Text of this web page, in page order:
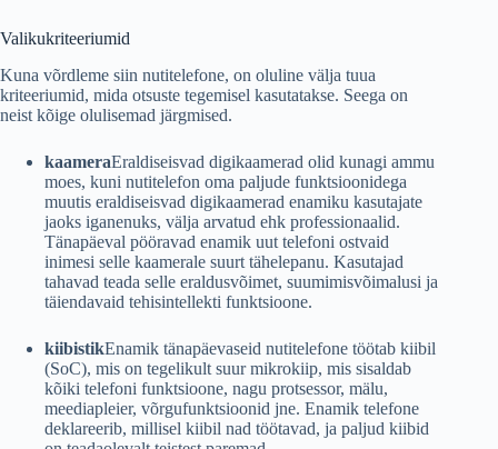
Valikukriteeriumid
Kuna võrdleme siin nutitelefone, on oluline välja tuua
kriteeriumid, mida otsuste tegemisel kasutatakse. Seega on
neist kõige olulisemad järgmised.
kaameraEraldiseisvad digikaamerad olid kunagi ammu
moes, kuni nutitelefon oma paljude funktsioonidega
muutis eraldiseisvad digikaamerad enamiku kasutajate
jaoks iganenuks, välja arvatud ehk professionaalid.
Tänapäeval pööravad enamik uut telefoni ostvaid
inimesi selle kaamerale suurt tähelepanu. Kasutajad
tahavad teada selle eraldusvõimet, suumimisvõimalusi ja
täiendavaid tehisintellekti funktsioone.
kiibistikEnamik tänapäevaseid nutitelefone töötab kiibil
(SoC), mis on tegelikult suur mikrokiip, mis sisaldab
kõiki telefoni funktsioone, nagu protsessor, mälu,
meediapleier, võrgufunktsioonid jne. Enamik telefone
deklareerib, millisel kiibil nad töötavad, ja paljud kiibid